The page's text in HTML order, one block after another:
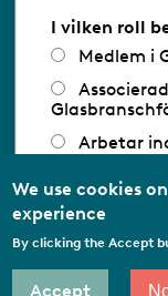
utgivare: Sofia
I vilken roll
Medlem i
Arbetar
We use cookies
experience
By clicking the Accept
Accept